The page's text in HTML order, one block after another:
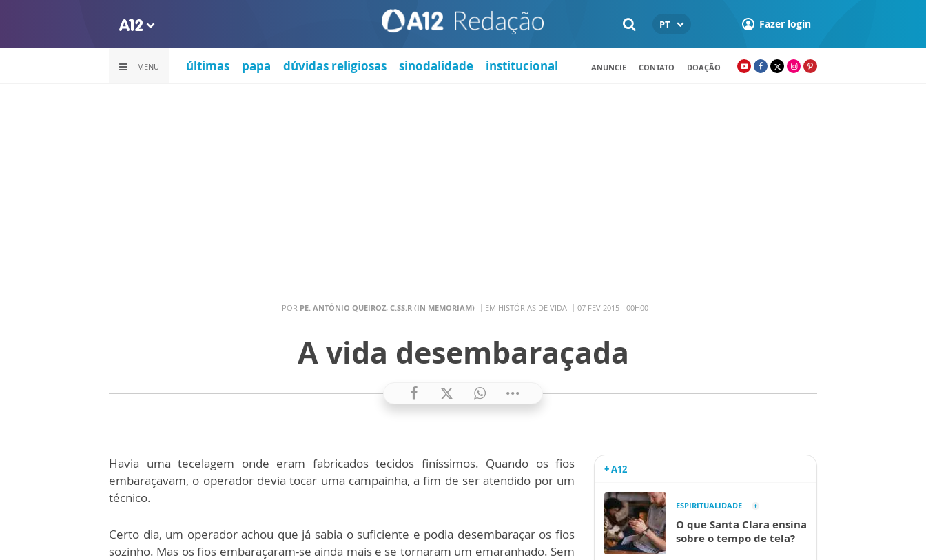
PT Fazer login
MENU últimas papa dúvidas religiosas sinodalidade institucional ANUNCIE CONTATO DOAÇÃO
POR PE. ANTÔNIO QUEIROZ, C.SS.R (IN MEMORIAM) EM HISTÓRIAS DE VIDA 07 FEV 2015 - 00H00
A vida desembaraçada
Havia uma tecelagem onde eram fabricados tecidos finíssimos. Quando os fios
embaraçavam, o operador devia tocar uma campainha, a fim de ser atendido por um
técnico.
Certo dia, um operador achou que já sabia o suficiente e podia desembaraçar os fios
sozinho. Mas os fios embaraçaram-se ainda mais e se tornaram um emaranhado. Sem
+ A12
ESPIRITUALIDADE
O que Santa Clara ensina
sobre o tempo de tela?